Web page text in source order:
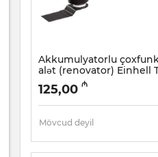
Akkumulyatorlu
alət (renovator) Einhell
12 Li (4465031)
Artikul: 017021028
125,00 ₼
Mövcud deyil